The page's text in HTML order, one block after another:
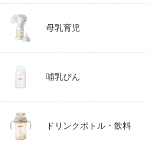
母乳育児
哺乳びん
ドリンクボトル・飲料